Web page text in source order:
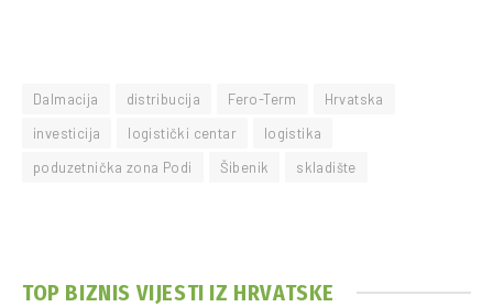
Dalmacija distribucija Fero-Term
Hrvatska
investicija
logistički centar
logistika
poduzetnička zona Podi
Šibenik skladište
TOP BIZNIS VIJESTI IZ HRVATSKE